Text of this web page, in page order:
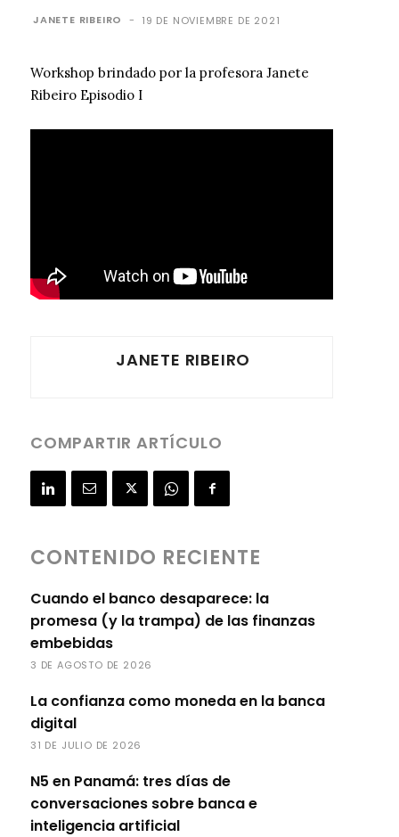
JANETE RIBEIRO - 19 DE NOVIEMBRE DE 2021
Workshop brindado por la profesora Janete
Ribeiro Episodio I
JANETE RIBEIRO
COMPARTIR ARTÍCULO
CONTENIDO RECIENTE
Cuando el banco desaparece: la
promesa (y la trampa) de las finanzas
embebidas
3 DE AGOSTO DE 2026
La confianza como moneda en la banca
digital
31 DE JULIO DE 2026
N5 en Panamá: tres días de
conversaciones sobre banca e
inteligencia artificial